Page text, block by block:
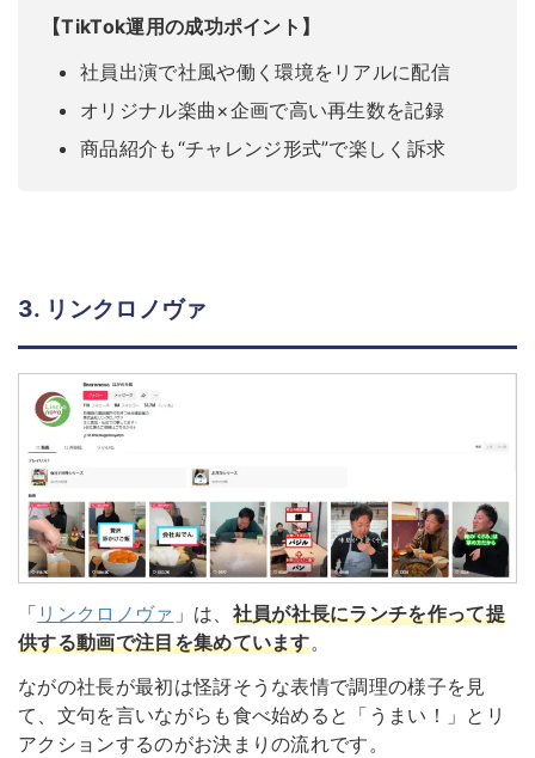
【TikTok運用の成功ポイント】
社員出演で社風や働く環境をリアルに配信
オリジナル楽曲×企画で高い再生数を記録
商品紹介も“チャレンジ形式”で楽しく訴求
3. リンクロノヴァ
「 リンクロノヴァ 」は、 社員が社長にランチを作って提
供する動画で注目を集めています。
ながの社長が最初は怪訝そうな表情で調理の様子を見
て、文句を言いながらも食べ始めると「うまい！」とリ
アクションするのがお決まりの流れです。